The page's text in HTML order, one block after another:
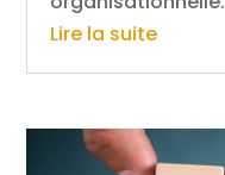
Lire la suite